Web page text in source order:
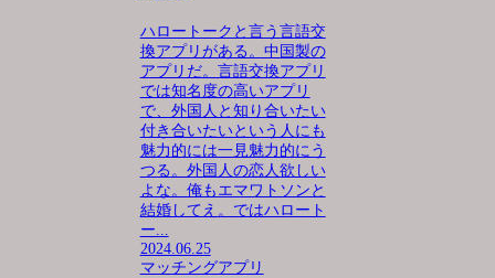
ハロートークと言う言語交
換アプリがある。中国製の
アプリだ。言語交換アプリ
では知名度の高いアプリ
で、外国人と知り合いたい
付き合いたいという人にも
魅力的には一見魅力的にう
つる。外国人の恋人欲しい
よな。俺もエマワトソンと
結婚してえ。ではハロート
ー...
2024.06.25
マッチングアプリ